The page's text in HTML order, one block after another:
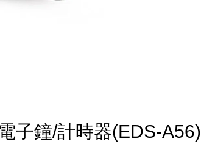
子鐘/計時器(EDS-A56)